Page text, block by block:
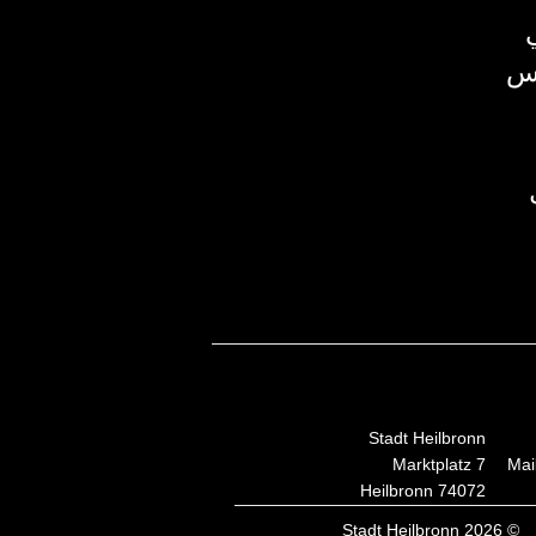
Stadt Heilbronn
Marktplatz 7
74072 Heilbronn
© 2026 Stadt Heilbronn